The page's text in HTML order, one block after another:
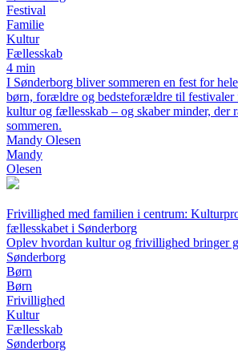
Festival
Familie
Kultur
Fællesskab
4 min
I Sønderborg bliver sommeren en fest for
børn, forældre og bedsteforældre til festivaler
kultur og fællesskab – og skaber minder, der
sommeren.
Mandy Olesen
Mandy
Olesen
Frivillighed med familien i centrum:
fællesskabet i Sønderborg
Oplev hvordan kultur og frivillighed bringer
Sønderborg
Børn
Børn
Frivillighed
Kultur
Fællesskab
Sønderborg